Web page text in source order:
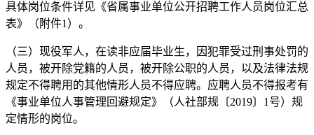
具体岗位条件详见《省属事业单位公开招聘工作人员岗位汇总
表》（附件1）。
（三）现役军人，在读非应届毕业生，因犯罪受过刑事处罚的
人员，被开除党籍的人员，被开除公职的人员，以及法律法规
规定不得聘用的其他情形人员不得应聘。应聘人员不得报考有
《事业单位人事管理回避规定》（人社部规〔2019〕1号）规
定情形的岗位。